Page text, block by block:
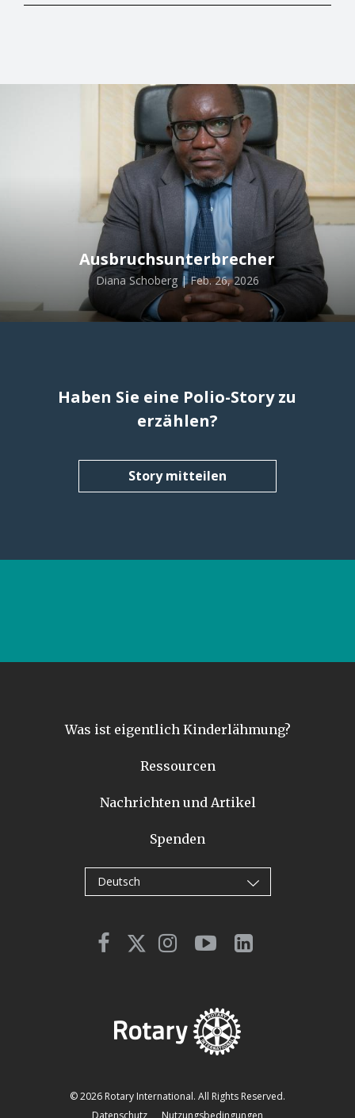
Haben Sie eine Polio-Story zu
erzählen?
Story mitteilen
Ausbruchsunterbrecher
Diana Schoberg | Feb. 26, 2026
Was ist eigentlich Kinderlähmung?
Ressourcen
Nachrichten und Artikel
Spenden
Deutsch
© 2026 Rotary International. All Rights Reserved.
Datenschutz
Nutzungsbedingungen